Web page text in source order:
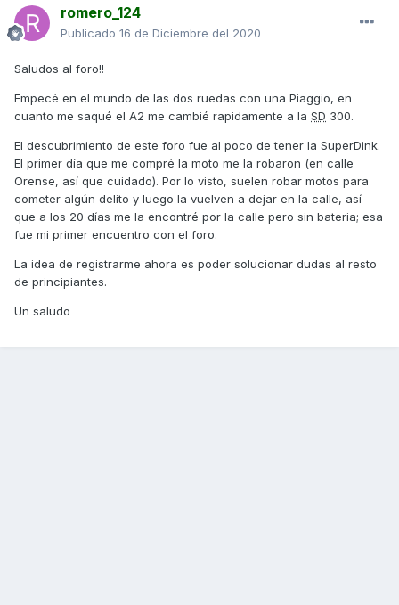
romero_124
Publicado 16 de Diciembre del 2020
Saludos al foro!!
Empecé en el mundo de las dos ruedas con una Piaggio, en
cuanto me saqué el A2 me cambié rapidamente a la SD 300.
El descubrimiento de este foro fue al poco de tener la SuperDink.
El primer día que me compré la moto me la robaron (en calle
Orense, así que cuidado). Por lo visto, suelen robar motos para
cometer algún delito y luego la vuelven a dejar en la calle, así
que a los 20 días me la encontré por la calle pero sin bateria; esa
fue mi primer encuentro con el foro.
La idea de registrarme ahora es poder solucionar dudas al resto
de principiantes.
Un saludo